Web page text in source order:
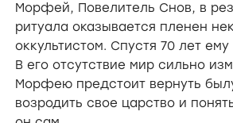
Морфей, Повелитель Снов, в
ритуала оказывается пленен
оккультистом. Спустя 70 лет
В его отсутствие мир сильно
Морфею предстоит вернуть
возродить свое царство и